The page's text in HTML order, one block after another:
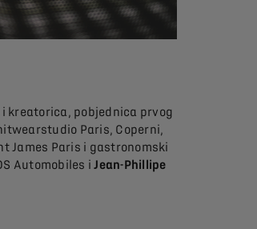
kreatorica, pobjednica prvog
Paris, Coperni,
James Paris i gastronomski
Automobiles iJean-Phillipe